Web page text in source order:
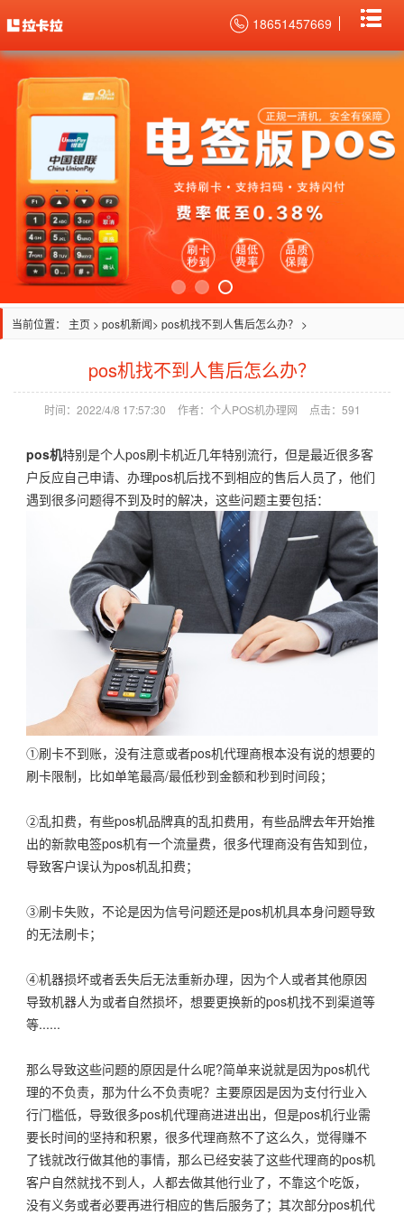
18651457669
当前位置： 主页 > pos机新闻> pos机找不到人售后怎么办？ >
pos机找不到人售后怎么办？
时间：2022/4/8 17:57:30 作者：个人POS机办理网 点击： 591
pos机特别是个人pos刷卡机近几年特别流行，但是最近很多客
户反应自己申请、办理pos机后找不到相应的售后人员了，他们
遇到很多问题得不到及时的解决，这些问题主要包括：
①刷卡不到账，没有注意或者pos机代理商根本没有说的想要的
刷卡限制，比如单笔最高/最低秒到金额和秒到时间段；
②乱扣费，有些pos机品牌真的乱扣费用，有些品牌去年开始推
出的新款电签pos机有一个流量费，很多代理商没有告知到位，
导致客户误认为pos机乱扣费；
③刷卡失败，不论是因为信号问题还是pos机机具本身问题导致
的无法刷卡；
④机器损坏或者丢失后无法重新办理，因为个人或者其他原因
导致机器人为或者自然损坏，想要更换新的pos机找不到渠道等
等......
那么导致这些问题的原因是什么呢?简单来说就是因为pos机代
理的不负责，那为什么不负责呢？主要原因是因为支付行业入
行门槛低，导致很多pos机代理商进进出出，但是pos机行业需
要长时间的坚持和积累，很多代理商熬不了这么久，觉得赚不
了钱就改行做其他的事情，那么已经安装了这些代理商的pos机
客户自然就找不到人，人都去做其他行业了，不靠这个吃饭，
没有义务或者必要再进行相应的售后服务了；其次部分pos机代